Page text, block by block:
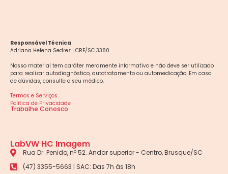
Responsável Técnica
Adriana Helena Sedrez | CRF/SC 3380
Nosso material tem caráter meramente informativo e não deve ser utilizado
para realizar autodiagnóstico, autotratamento ou automedicação. Em caso
de dúvidas, consulte o seu médico.
Termos e Serviços
Política de Privacidade
Trabalhe Conosco
LabVW HC Imagem
Rua Dr. Penido, nº 52. Andar superior - Centro, Brusque/SC
(47) 3355-5663 | SAC: Das 7h às 18h